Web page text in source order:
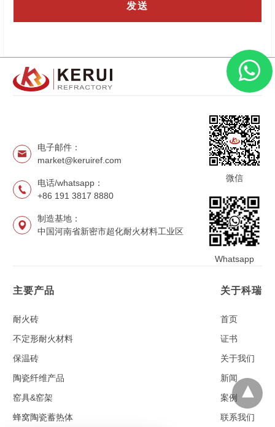
电子邮件：
market@keruiref.com
电话/whatsapp：
+86 191 3817 8880
制造基地：
中国河南省新密市超化耐火材料工业区
微信
Whatsapp
主要产品
耐火砖
不定形耐火材料
保温砖
陶瓷纤维产品
窑具&窑架
蜂窝陶瓷蓄热体
关于科瑞
首页
证书
关于我们
新闻
案例
联系我们